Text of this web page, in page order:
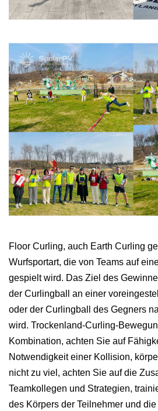
Floor Curling, auch Earth Curling
Wurfsportart, die von Teams auf
gespielt wird. Das Ziel des
der Curlingball an einer
oder der Curlingball des Gegners
wird. Trockenland-Curling-
Kombination, achten Sie auf
Notwendigkeit einer Kollision,
nicht zu viel, achten Sie auf die
Teamkollegen und Strategien,
des Körpers der Teilnehmer und